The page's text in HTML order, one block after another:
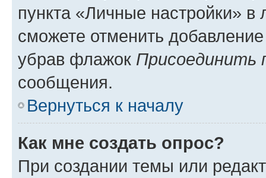
пункта «Личные настройки»
сможете отменить
убрав флажок Присоединить
сообщения.
Вернуться к началу
Как мне создать опрос?
При создании темы или